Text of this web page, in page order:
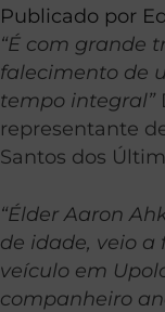
Publicado por
“É com grande
falecimento de
tempo integral”
representante
Santos dos
“Élder Aaron
de idade, veio a
veículo em
companheiro